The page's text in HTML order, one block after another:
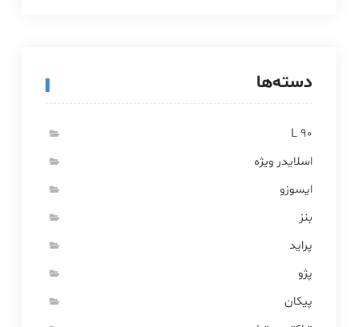
دسته‌ها
L 90
اسلایدر ویژه
ایسوزو
بنز
پراید
پژو
پیکان